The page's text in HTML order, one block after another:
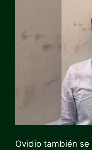
Ovidio también